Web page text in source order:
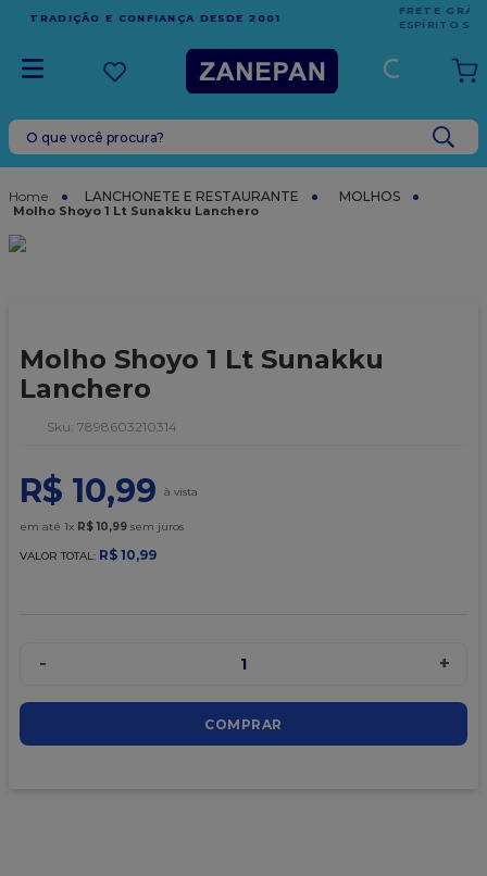
FRETE GRÁTIS
EM COMPRAS ACIMA DE R$1.000,00 PARA O
ESPÍRITO SANTO
O que você procura?
LANCHONETE E RESTAURANTE MOLHOS
Molho Shoyo 1 Lt Sunakku Lanchero
Molho Shoyo 1 Lt Sunakku
Lanchero
: 7898603210314
R$ 10,99
em até 1x R$ 10,99 sem juros
VALOR TOTAL: R$ 10,99
- 1 +
COMPRAR
TERMOS MAIS BUSCADOS
leite condensado
granulado
9º
caixa kraft
10º chocolate